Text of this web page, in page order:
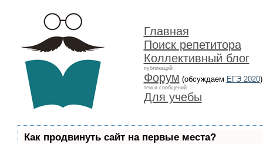
Главная
Поиск репетитора
Коллективный блог
публикаций
Форум (обсуждаем ЕГЭ 2020)
тем и сообщений
Для учебы
Как продвинуть сайт на первые места?